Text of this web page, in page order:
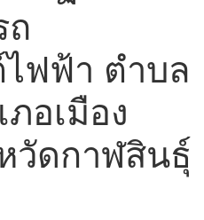
ถ
ฟฟ้า ตำบล
อเมือง
วัดกาฬสินธุ์